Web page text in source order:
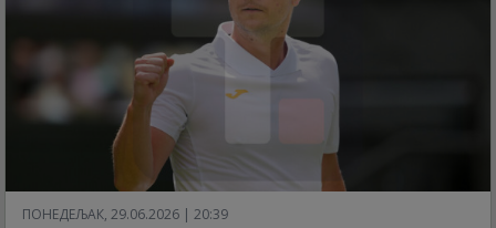
ПОНЕДЕЉАК, 29.06.2026 | 20:39